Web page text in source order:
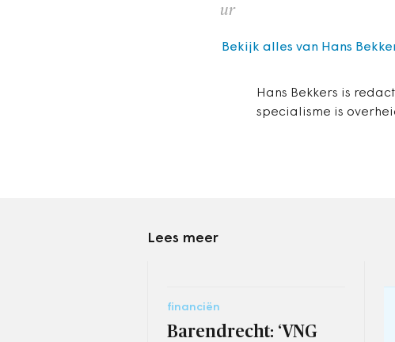
ur
Hans Bekkers is
specialisme is
Bekijk alles van Hans
Lees meer
financiën
Barendrecht: ‘VNG